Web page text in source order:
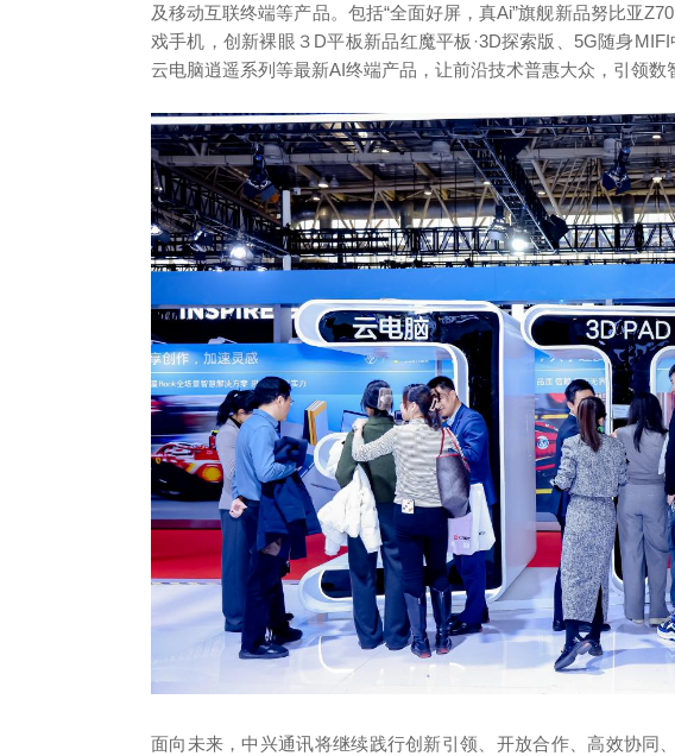
及移动互联终端等产品。包括“全面好屏，真Ai”旗舰新品努比亚
戏手机，创新裸眼３D平板新品红魔平板·3D探索版、5G随身
云电脑逍遥系列等最新AI终端产品，让前沿技术普惠大众，引领数
面向未来，中兴通讯将继续践行创新引领、开放合作、高效协同